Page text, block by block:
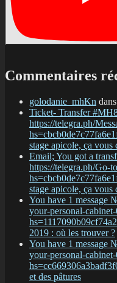
Commentaires
golodanie_mhKn dans
Ticket- Transfer
https://telegra.ph/
stage apicole, ça vous
Email; You got a
https://telegra.ph/Go-
stage apicole, ça vous
You have 1 message
your-personal-
2019 : où les trouver ?
You have 1 message
your-personal-
et des pâtures